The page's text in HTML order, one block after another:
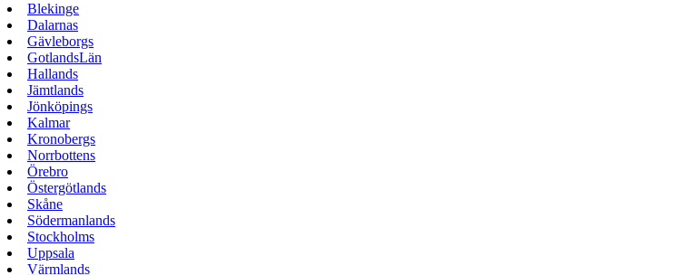
Blekinge
Dalarnas
Gävleborgs
GotlandsLän
Hallands
Jämtlands
Jönköpings
Kalmar
Kronobergs
Norrbottens
Örebro
Östergötlands
Skåne
Södermanlands
Stockholms
Uppsala
Värmlands